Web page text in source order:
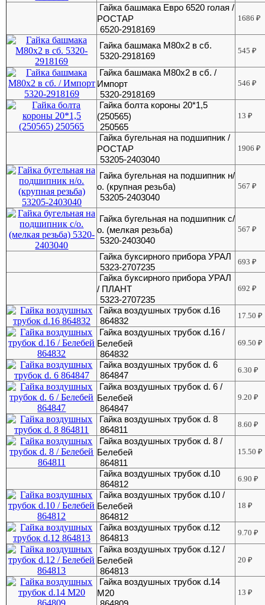
Гайка башмака Евро 6520 голая /
РОСТАР
6520-2918169
1686₽
Гайка башмака М80х2 в сб.
5320-2918169
545₽
Гайка башмака М80х2 в сб. /
Импорт
5320-2918169
546₽
Гайка болта короны 20*1,5
(250565)
250565
13₽
Гайка бугельная на подшипник /
РОСТАР
53205-2403040
1906₽
Гайка бугельная на подшипник н/
о. (крупная резьба)
53205-2403040
567₽
Гайка бугельная на подшипник с/
о. (мелкая резьба)
5320-2403040
567₽
Гайка буксирного прибора УРАЛ
5323-2707235
693₽
Гайка буксирного прибора УРАЛ
/ ПЛАНТ
5323-2707235
692₽
Гайка воздушных трубок d.16
864832
17.50₽
Гайка воздушных трубок d.16 /
Белебей
864832
69.50₽
Гайка воздушных трубок d. 6
864847
6.30₽
Гайка воздушных трубок d. 6 /
Белебей
864847
9.20₽
Гайка воздушных трубок d. 8
864811
8.60₽
Гайка воздушных трубок d. 8 /
Белебей
864811
15.50₽
Гайка воздушных трубок d.10
864812
6.90₽
Гайка воздушных трубок d.10 /
Белебей
864812
18₽
Гайка воздушных трубок d.12
864813
9.70₽
Гайка воздушных трубок d.12 /
Белебей
864813
20₽
Гайка воздушных трубок d.14
М20
13₽